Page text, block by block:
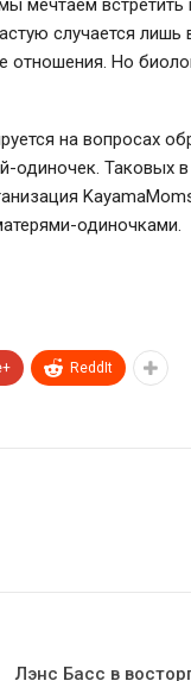
мечтаем встретить
случается лишь
Но
на вопросах
одиночек. Таковых
одиночками.
ReddIt
Лэнс Басс в